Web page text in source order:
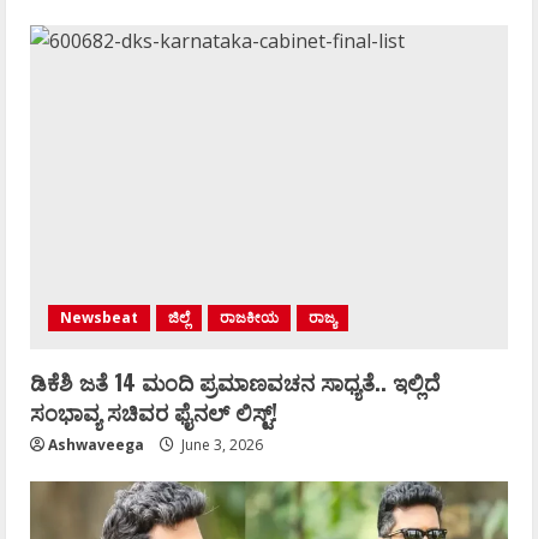
Newsbeat ಜಿಲ್ಲೆ ರಾಜಕೀಯ ರಾಜ್ಯ
ಡಿಕೆಶಿ ಜತೆ 14 ಮಂದಿ ಪ್ರಮಾಣವಚನ ಸಾಧ್ಯತೆ.. ಇಲ್ಲಿದೆ
ಸಂಭಾವ್ಯ ಸಚಿವರ ಫೈನಲ್ ಲಿಸ್ಟ್‌!
Ashwaveega June 3, 2026